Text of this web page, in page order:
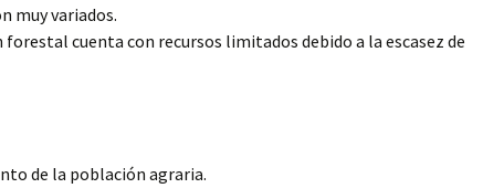
muy variados.
forestal cuenta con recursos limitados debido a la escasez de
de la población agraria.